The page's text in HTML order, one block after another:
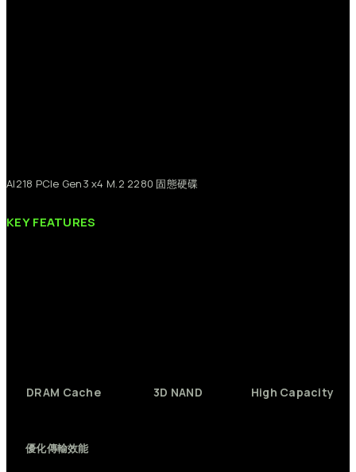
AI218 PCIe Gen3 x4 M.2 2280 固態硬碟
KEYFEATURES
DRAM Cache 3D NAND High Capacity
優化傳輸效能